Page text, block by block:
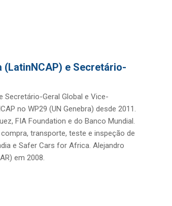
e Secretário-
Secretário-Geral Global e Vice-
no WP29 (UN Genebra) desde 2011.
FIA Foundation e do Banco Mundial.
transporte, teste e inspeção de
e Safer Cars for Africa. Alejandro
em 2008.